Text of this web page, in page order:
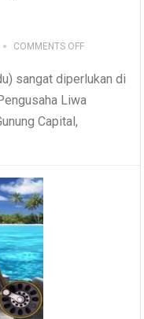
COMMENTS OFF
sangat diperlukan di
Liwa
Capital,